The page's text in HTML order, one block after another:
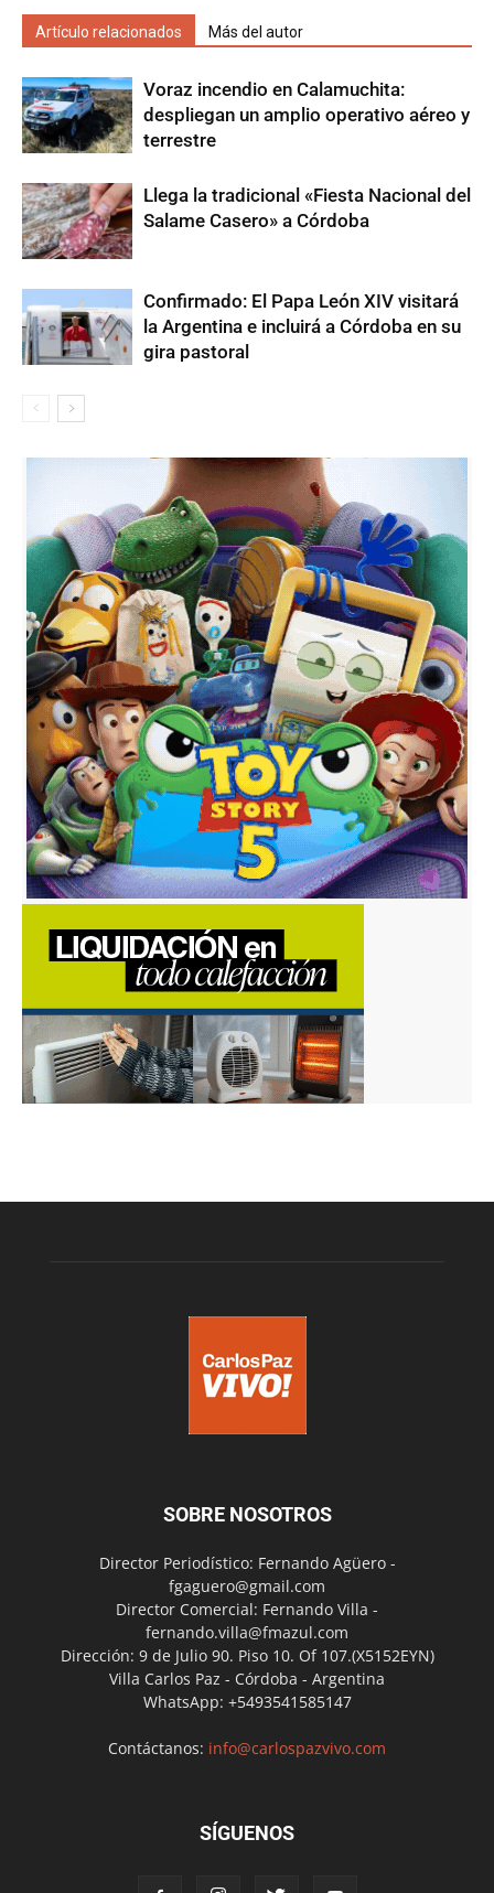
Artículo relacionados Más del autor
Voraz incendio en Calamuchita:
despliegan un amplio operativo aéreo y
terrestre
Llega la tradicional «Fiesta Nacional del
Salame Casero» a Córdoba
Confirmado: El Papa León XIV visitará
la Argentina e incluirá a Córdoba en su
gira pastoral
SOBRE NOSOTROS
Director Periodístico: Fernando Agüero -
fgaguero@gmail.com
Director Comercial: Fernando Villa -
fernando.villa@fmazul.com
Dirección: 9 de Julio 90. Piso 10. Of 107.(X5152EYN)
Villa Carlos Paz - Córdoba - Argentina
WhatsApp: +5493541585147
Contáctanos: info@carlospazvivo.com
SÍGUENOS